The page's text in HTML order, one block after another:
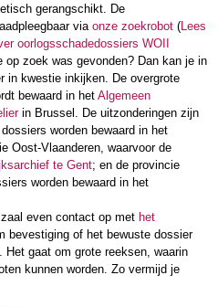
gerangschikt. De
via onze zoekrobot(Lees
oorlogsschadedossiers WOII
op zoek was gevonden? Dan kan je in
in kwestie inkijken. De overgrote
bewaard in het Algemeen
in Brussel. De uitzonderingen zijn
worden bewaard in het
Oost-Vlaanderen, waarvoor de
te Gent; en de provincie
worden bewaard in het
even contact op met het
bevestiging of het bewuste dossier
gaat om grote reeksen, waarin
kunnen worden. Zo vermijd je